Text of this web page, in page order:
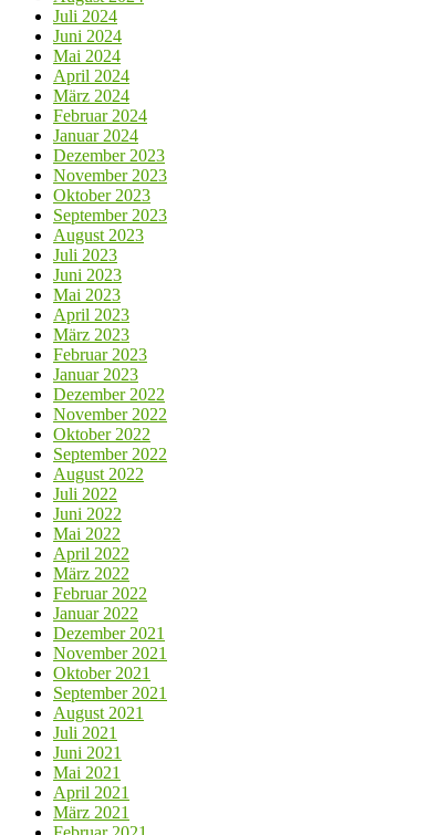
Juli 2024
Juni 2024
Mai 2024
April 2024
März 2024
Februar 2024
Januar 2024
Dezember 2023
November 2023
Oktober 2023
September 2023
August 2023
Juli 2023
Juni 2023
Mai 2023
April 2023
März 2023
Februar 2023
Januar 2023
Dezember 2022
November 2022
Oktober 2022
September 2022
August 2022
Juli 2022
Juni 2022
Mai 2022
April 2022
März 2022
Februar 2022
Januar 2022
Dezember 2021
November 2021
Oktober 2021
September 2021
August 2021
Juli 2021
Juni 2021
Mai 2021
April 2021
März 2021